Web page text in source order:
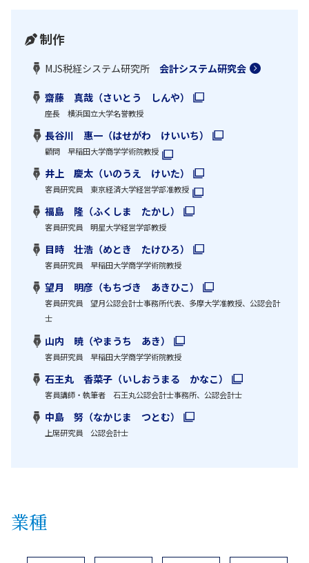
制作
MJS税経システム研究所 会計システム研究会
齋藤 真哉（さいとう しんや）
座長 横浜国立大学名誉教授
長谷川 惠一（はせがわ けいいち）
顧問 早稲田大学商学学術院教授
井上 慶太（いのうえ けいた）
客員研究員 東京経済大学経営学部准教授
福島 隆（ふくしま たかし）
客員研究員 明星大学経営学部教授
目時 壮浩（めとき たけひろ）
客員研究員 早稲田大学商学学術院教授
望月 明彦（もちづき あきひこ）
客員研究員 望月公認会計士事務所代表、多摩大学准教授、公認会計
士
山内 暁（やまうち あき）
客員研究員 早稲田大学商学学術院教授
石王丸 香菜子（いしおうまる かなこ）
客員講師・執筆者 石王丸公認会計士事務所、公認会計士
中島 努（なかじま つとむ）
上席研究員 公認会計士
業種